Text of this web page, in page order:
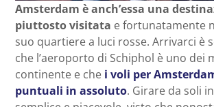
Amsterdam è anch’essa una
piuttosto visitata e fortunatamente
suo quartiere a luci rosse. Arrivarci è
che l’aeroporto di Schiphol è uno dei
continente e che i voli per
puntuali in assoluto. Girare da soli